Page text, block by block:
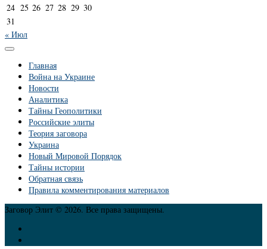
24 25 26 27 28 29 30
31
« Июл
Главная
Война на Украине
Новости
Аналитика
Тайны Геополитики
Российские элиты
Теория заговора
Украина
Новый Мировой Порядок
Тайны истории
Обратная связь
Правила комментирования материалов
Заговор Элит © 2026. Все права защищены.